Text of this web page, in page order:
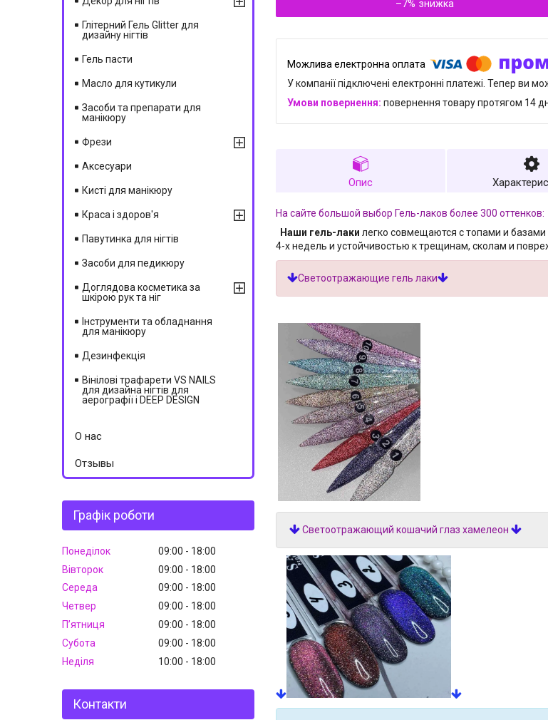
–7%
У компанії підключені електронні платежі. Тепер ви
повернення товару протягом 14
Опис
На сайте большой выбор Гель-лаков более 300 оттенков:
Наши гель-лаки легко совмещаются с топами и
4-х недель и устойчивостью к трещинам, сколам и
Светоотражающие гель лаки
Светоотражающий кошачий глаз хамелеон
Глітерний Гель Glitter для
дизайну нігтів
Гель пасти
Масло для кутикули
Засоби та препарати для
манікюру
Фрези
Аксесуари
Кисті для манікюру
Краса і здоров'я
Павутинка для нігтів
Засоби для педикюру
Доглядова косметика за
шкірою рук та ніг
Інструменти та обладнання
для манікюру
Дезинфекція
Вінілові трафарети VS NAILS
для дизайна нігтів для
аерографії і DEEP DESIGN
О нас
Отзывы
Графік роботи
Понеділок 09:00
18:00
Вівторок
09:00
18:00
Середа
09:00
18:00
Четвер
09:00
18:00
Пʼятниця
09:00
18:00
Субота
09:00
18:00
Неділя
10:00 18:00
Контакти